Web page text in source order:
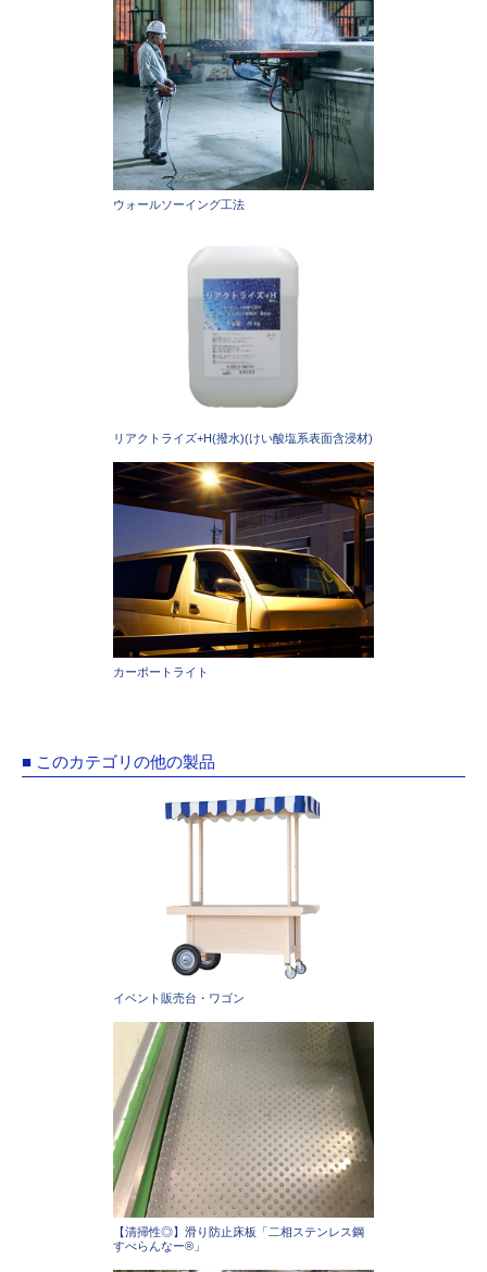
ウォールソーイング工法
リアクトライズ+H(撥水)(けい酸塩系表面含浸材)
カーポートライト
■ このカテゴリの他の製品
イベント販売台・ワゴン
【清掃性◎】滑り防止床板「二相ステンレス鋼
すべらんなー®」